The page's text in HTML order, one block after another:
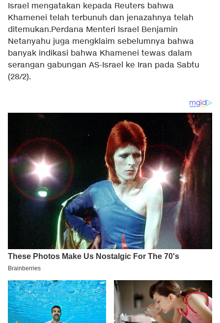
Israel mengatakan kepada Reuters bahwa
Khamenei telah terbunuh dan jenazahnya telah
ditemukan.Perdana Menteri Israel Benjamin
Netanyahu juga mengklaim sebelumnya bahwa
banyak indikasi bahwa Khamenei tewas dalam
serangan gabungan AS-Israel ke Iran pada Sabtu
(28/2).